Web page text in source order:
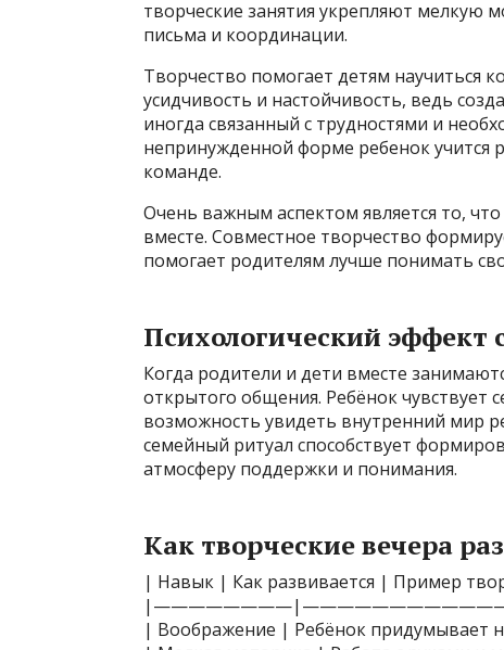
творческие занятия укрепляют мелкую
письма и координации.
Творчество помогает детям научиться
усидчивость и настойчивость, ведь
иногда связанный с трудностями и
непринужденной форме ребенок учится
команде.
Очень важным аспектом является то,
вместе. Совместное творчество
помогает родителям лучше понимать
Психологический эффект
Когда родители и дети вместе
открытого общения. Ребёнок чувствует
возможность увидеть внутренний мир
семейный ритуал способствует
атмосферу поддержки и понимания.
Как творческие вечера
| Навык | Как развивается | Пример
| Воображение | Ребёнок придумывает